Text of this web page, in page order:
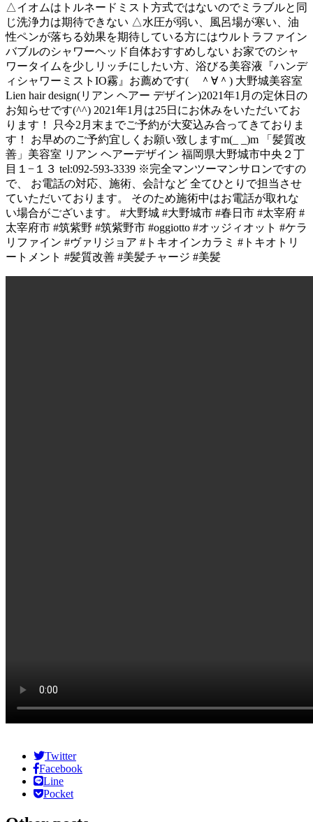
△イオムはトルネードミスト方式ではないのでミラブルと同
じ洗浄力は期待できない △水圧が弱い、風呂場が寒い、油
性ペンが落ちる効果を期待している方にはウルトラファイン
バブルのシャワーヘッド自体おすすめしない お家でのシャ
ワータイムを少しリッチにしたい方、浴びる美容液『ハンデ
ィシャワーミストIO霧』お薦めです( ＾∀＾) 大野城美容室
Lien hair design(リアン ヘアー デザイン)2021年1月の定休日の
お知らせです(^^) 2021年1月は25日にお休みをいただいてお
ります！ 只今2月末までご予約が大変込み合ってきておりま
す！ お早めのご予約宜しくお願い致しますm(_ _)m 「髪質改
善」美容室 リアン ヘアーデザイン 福岡県大野城市中央２丁
目１−１３ tel:092-593-3339 ※完全マンツーマンサロンですの
で、 お電話の対応、施術、会計など 全てひとりで担当させ
ていただいております。 そのため施術中はお電話が取れな
い場合がございます。 #大野城 #大野城市 #春日市 #太宰府 #
太宰府市 #筑紫野 #筑紫野市 #oggiotto #オッジィオット #ケラ
リファイン #ヴァリジョア #トキオインカラミ #トキオトリ
ートメント #髪質改善 #美髪チャージ #美髪
Twitter
Facebook
Line
Pocket